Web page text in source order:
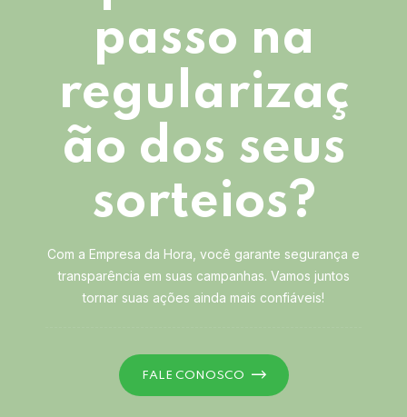
passo na
regularizaç
ão dos seus
sorteios?
Com a Empresa da Hora, você garante segurança e
transparência em suas campanhas. Vamos juntos
tornar suas ações ainda mais confiáveis!
FALE CONOSCO